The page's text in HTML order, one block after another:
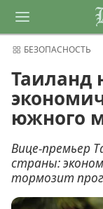
БЕЗОПАСНОСТЬ
Таиланд
южного
Вице-премьер
страны:
тормозит